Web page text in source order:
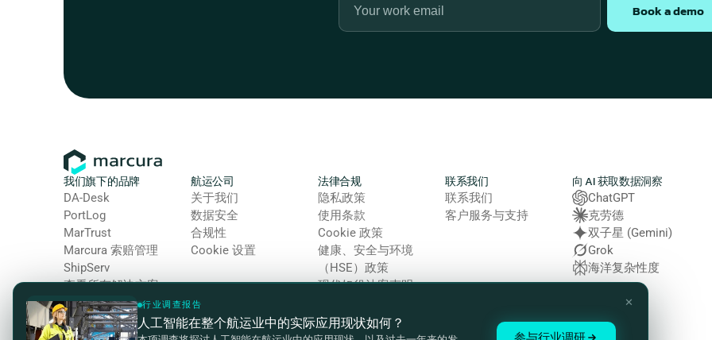
Book a demo
我们旗下的品牌
DA-Desk
PortLog
MarTrust
Marcura 索赔管理
ShipServ
查看所有解决方案
航运公司
关于我们
数据安全
合规性
Cookie 设置
法律合规
隐私政策
使用条款
Cookie 政策
健康、安全与环境
（HSE）政策
现代奴役法案声明
联系我们
联系我们
客户服务与支持
向 AI 获取数据洞察
ChatGPT
克劳德
双子星 (Gemini)
Grok
海洋复杂性度
© 2026 Marcura。保留所有权利。
✕
行业调查报告
人工智能在整个航运业中的实际应用现状如何？